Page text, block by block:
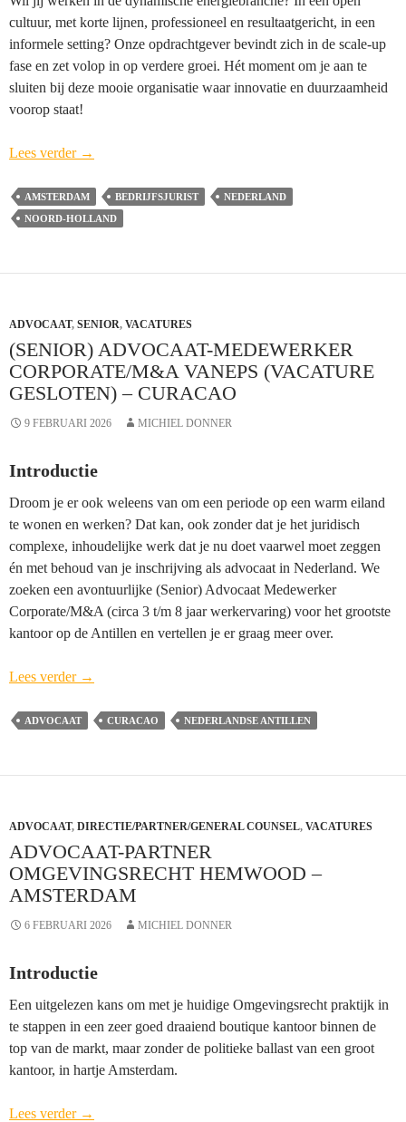
cultuur, met korte lijnen, professioneel en resultaatgericht, in een
informele setting? Onze opdrachtgever bevindt zich in de scale-up
fase en zet volop in op verdere groei. Hét moment om je aan te
sluiten bij deze mooie organisatie waar innovatie en duurzaamheid
voorop staat!
Lees verder Manager
&
Compliance
→
AMSTERDAM BEDRIJFSJURIST
NEDERLAND
NOORD-HOLLAND
ADVOCAAT, SENIOR, VACATURES
(SENIOR) ADVOCAAT-MEDEWERKER
CORPORATE/M&A VANEPS (VACATURE
GESLOTEN) – CURACAO
9 FEBRUARI 2026 MICHIEL DONNER
Introductie
Droom je er ook weleens van om een periode op een warm eiland
te wonen en werken? Dat kan, ook zonder dat je het juridisch
complexe, inhoudelijke werk dat je nu doet vaarwel moet zeggen
én met behoud van je inschrijving als advocaat in Nederland. We
zoeken een avontuurlijke (Senior) Advocaat Medewerker
Corporate/M&A (circa 3 t/m 8 jaar werkervaring) voor het grootste
kantoor op de Antillen en vertellen je er graag meer over.
Lees verder (Senior)
medewerker
–
Curacao
→
ADVOCAAT CURACAO NEDERLANDSE ANTILLEN
ADVOCAAT, DIRECTIE/PARTNER/GENERAL COUNSEL, VACATURES
ADVOCAAT-PARTNER
OMGEVINGSRECHT HEMWOOD –
AMSTERDAM
6 FEBRUARI 2026 MICHIEL DONNER
Introductie
Een uitgelezen kans om met je huidige Omgevingsrecht praktijk in
te stappen in een zeer goed draaiend boutique kantoor binnen de
top van de markt, maar zonder de politieke ballast van een groot
kantoor, in hartje Amsterdam.
Lees verder Advocaat-
→